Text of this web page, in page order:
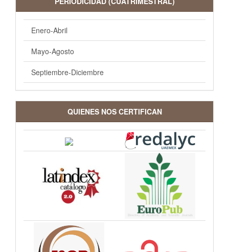
Enero-Abril
Mayo-Agosto
Septiembre-Diciembre
QUIENES NOS CERTIFICAN